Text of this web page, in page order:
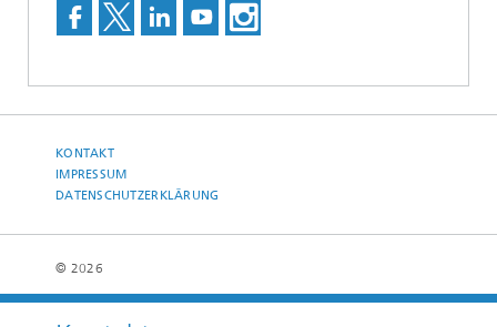
KONTAKT
IMPRESSUM
DATENSCHUTZERKLÄRUNG
© 2026